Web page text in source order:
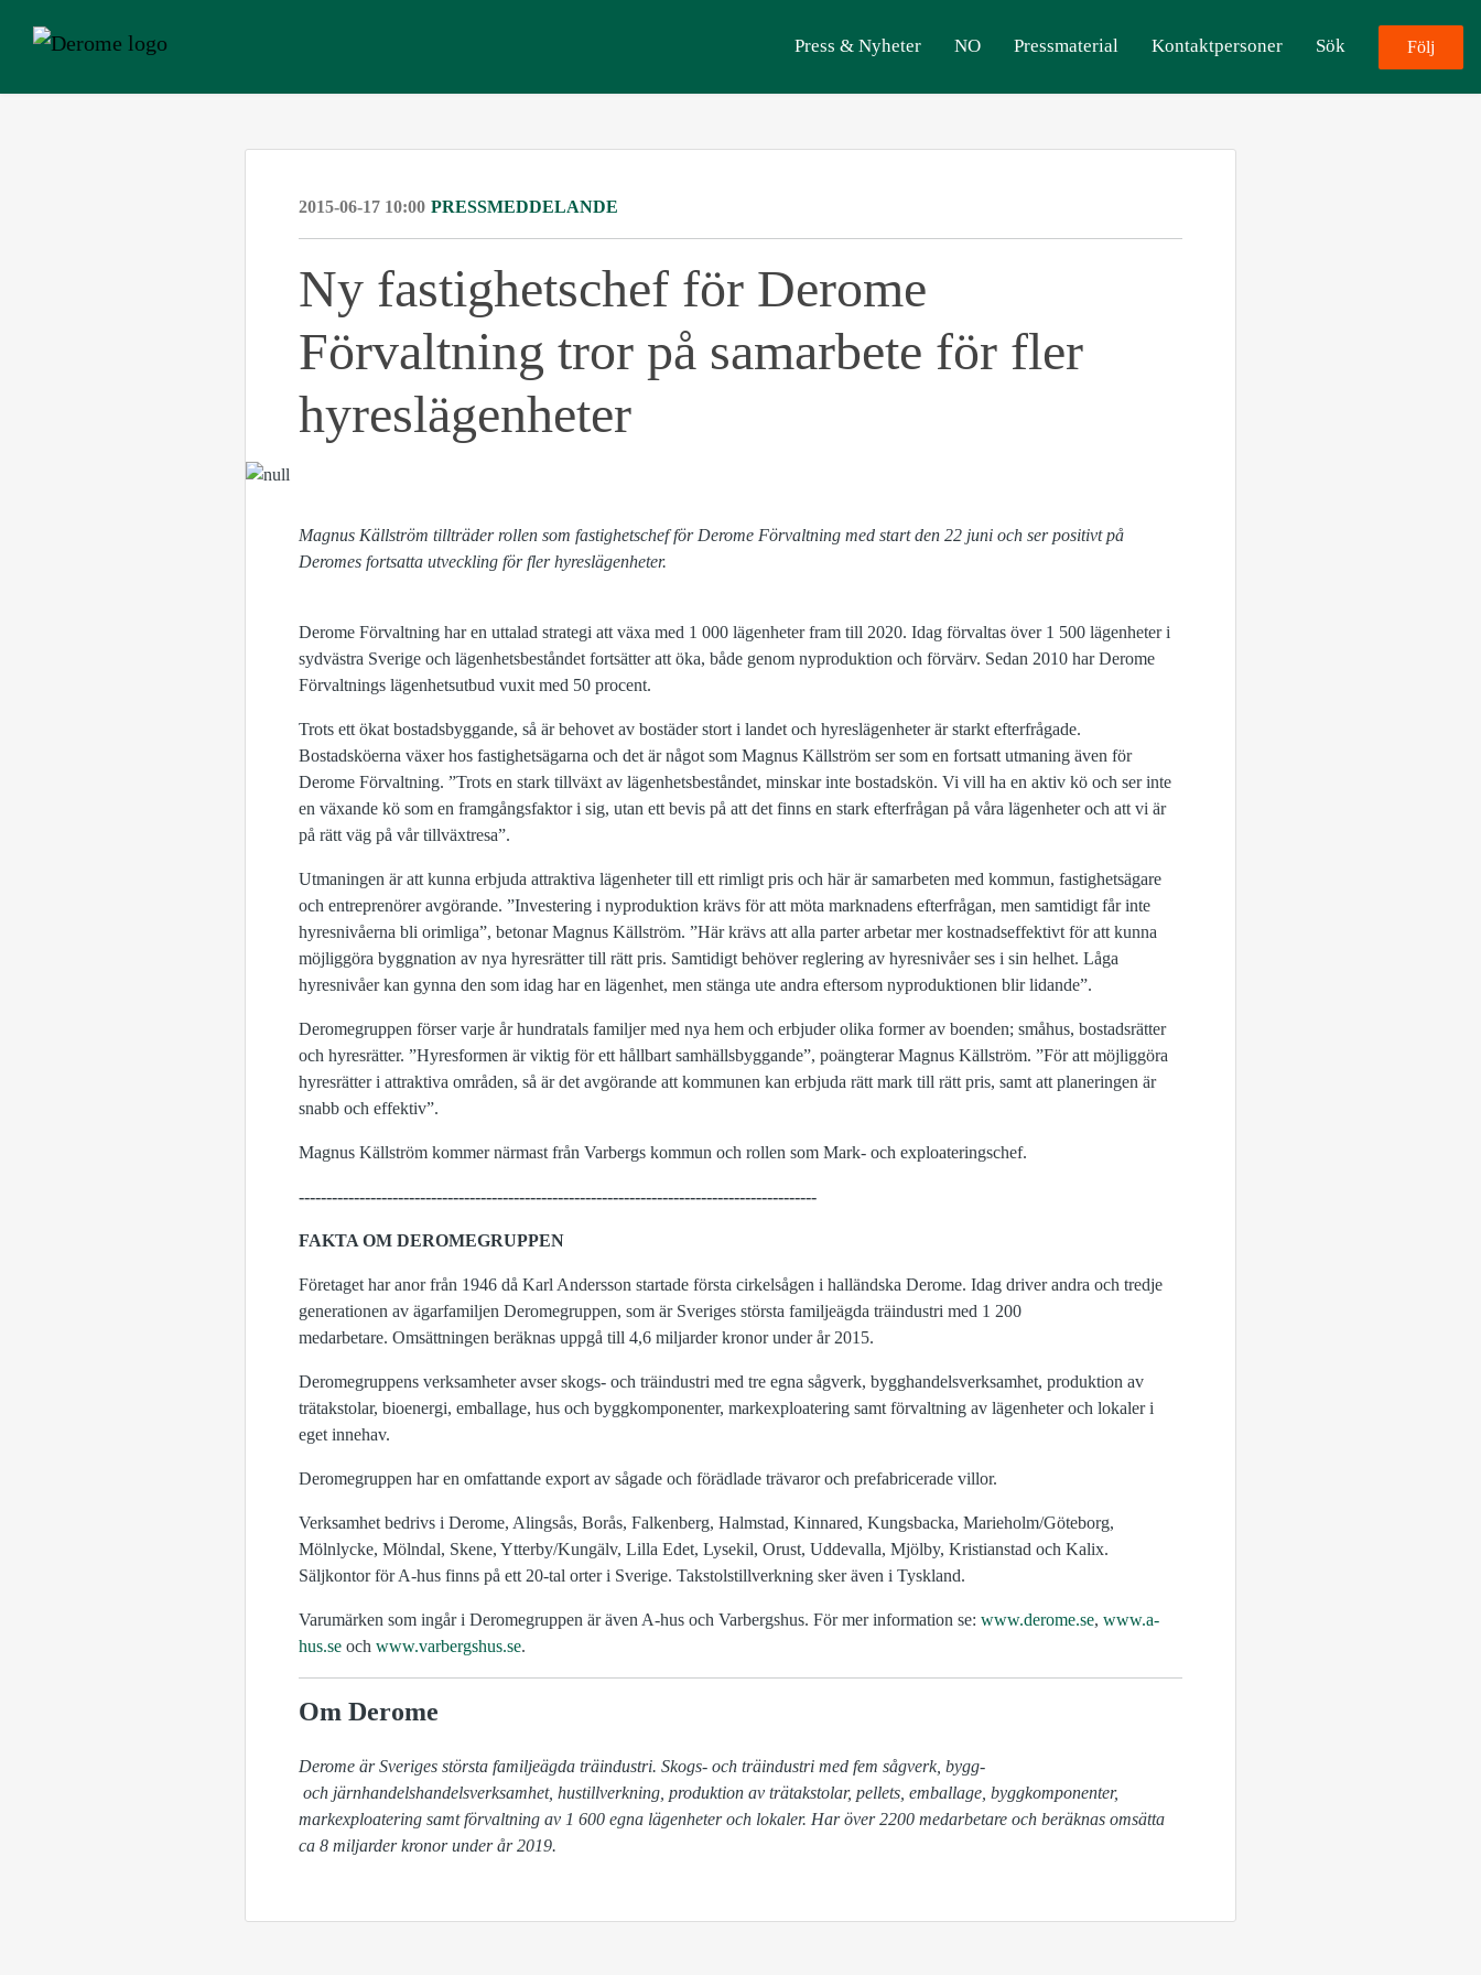
Press & Nyheter NO Pressmaterial Kontaktpersoner Sök Följ
2015-06-17 10:00 PRESSMEDDELANDE
Ny fastighetschef för Derome
Förvaltning tror på samarbete för fler
hyreslägenheter
Magnus Källström tillträder rollen som fastighetschef för Derome Förvaltning med start den 22 juni och ser positivt på
Deromes fortsatta utveckling för fler hyreslägenheter.
Derome Förvaltning har en uttalad strategi att växa med 1 000 lägenheter fram till 2020. Idag förvaltas över 1 500 lägenheter i
sydvästra Sverige och lägenhetsbeståndet fortsätter att öka, både genom nyproduktion och förvärv. Sedan 2010 har Derome
Förvaltnings lägenhetsutbud vuxit med 50 procent.
Trots ett ökat bostadsbyggande, så är behovet av bostäder stort i landet och hyreslägenheter är starkt efterfrågade.
Bostadsköerna växer hos fastighetsägarna och det är något som Magnus Källström ser som en fortsatt utmaning även för
Derome Förvaltning. ”Trots en stark tillväxt av lägenhetsbeståndet, minskar inte bostadskön. Vi vill ha en aktiv kö och ser inte
en växande kö som en framgångsfaktor i sig, utan ett bevis på att det finns en stark efterfrågan på våra lägenheter och att vi är
på rätt väg på vår tillväxtresa”.
Utmaningen är att kunna erbjuda attraktiva lägenheter till ett rimligt pris och här är samarbeten med kommun, fastighetsägare
och entreprenörer avgörande. ”Investering i nyproduktion krävs för att möta marknadens efterfrågan, men samtidigt får inte
hyresnivåerna bli orimliga”, betonar Magnus Källström. ”Här krävs att alla parter arbetar mer kostnadseffektivt för att kunna
möjliggöra byggnation av nya hyresrätter till rätt pris. Samtidigt behöver reglering av hyresnivåer ses i sin helhet. Låga
hyresnivåer kan gynna den som idag har en lägenhet, men stänga ute andra eftersom nyproduktionen blir lidande”.
Deromegruppen förser varje år hundratals familjer med nya hem och erbjuder olika former av boenden; småhus, bostadsrätter
och hyresrätter. ”Hyresformen är viktig för ett hållbart samhällsbyggande”, poängterar Magnus Källström. ”För att möjliggöra
hyresrätter i attraktiva områden, så är det avgörande att kommunen kan erbjuda rätt mark till rätt pris, samt att planeringen är
snabb och effektiv”.
Magnus Källström kommer närmast från Varbergs kommun och rollen som Mark- och exploateringschef.
----------------------------------------------------------------------------------------------
FAKTA OM DEROMEGRUPPEN
Företaget har anor från 1946 då Karl Andersson startade första cirkelsågen i halländska Derome. Idag driver andra och tredje
generationen av ägarfamiljen Deromegruppen, som är Sveriges största familjeägda träindustri med 1 200
medarbetare. Omsättningen beräknas uppgå till 4,6 miljarder kronor under år 2015.
Deromegruppens verksamheter avser skogs- och träindustri med tre egna sågverk, bygghandelsverksamhet, produktion av
trätakstolar, bioenergi, emballage, hus och byggkomponenter, markexploatering samt förvaltning av lägenheter och lokaler i
eget innehav.
Deromegruppen har en omfattande export av sågade och förädlade trävaror och prefabricerade villor.
Verksamhet bedrivs i Derome, Alingsås, Borås, Falkenberg, Halmstad, Kinnared, Kungsbacka, Marieholm/Göteborg,
Mölnlycke, Mölndal, Skene, Ytterby/Kungälv, Lilla Edet, Lysekil, Orust, Uddevalla, Mjölby, Kristianstad och Kalix.
Säljkontor för A-hus finns på ett 20-tal orter i Sverige. Takstolstillverkning sker även i Tyskland.
Varumärken som ingår i Deromegruppen är även A-hus och Varbergshus. För mer information se: www.derome.se, www.a-
hus.se och www.varbergshus.se.
Om Derome
Derome är Sveriges största familjeägda träindustri. Skogs- och träindustri med fem sågverk, bygg-
markexploatering samt förvaltning av 1 600 egna lägenheter och lokaler. Har över 2200 medarbetare och beräknas omsätta
ca 8 miljarder kronor under år 2019.